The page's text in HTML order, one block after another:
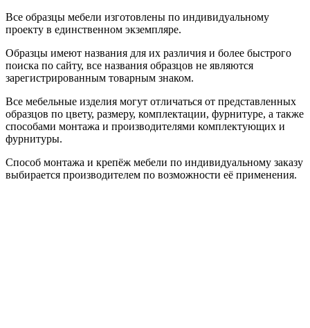
Все образцы мебели изготовлены по индивидуальному
проекту в единственном экземпляре.
Образцы имеют названия для их различия и более быстрого
поиска по сайту, все названия образцов не являются
зарегистрированным товарным знаком.
Все мебельные изделия могут отличаться от представленных
образцов по цвету, размеру, комплектации, фурнитуре, а также
способами монтажа и производителями комплектующих и
фурнитуры.
Способ монтажа и крепёж мебели по индивидуальному заказу
выбирается производителем по возможности её применения.